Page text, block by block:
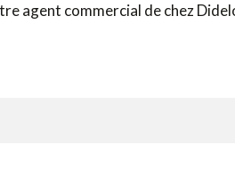
agent commercial de chez